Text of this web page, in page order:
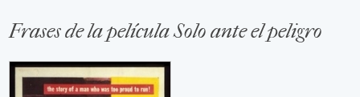
Frases de la película Solo ante el peligro